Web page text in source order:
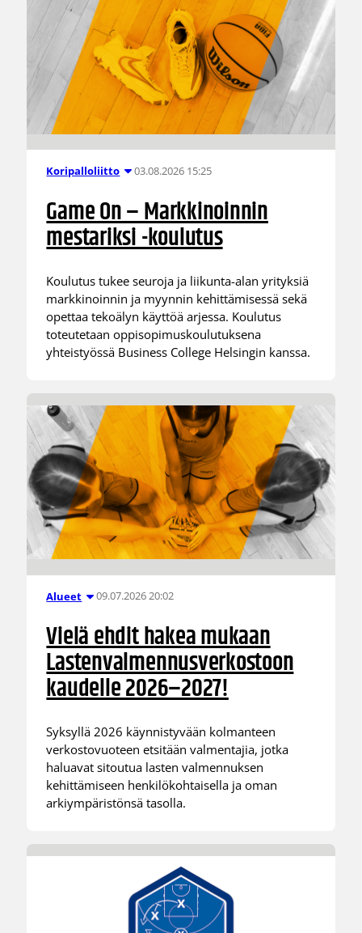
Koripalloliitto 03.08.2026 15:25
Game On – Markkinoinnin
mestariksi -koulutus
Koulutus tukee seuroja ja liikunta-alan yrityksiä
markkinoinnin ja myynnin kehittämisessä sekä
opettaa tekoälyn käyttöä arjessa. Koulutus
toteutetaan oppisopimuskoulutuksena
yhteistyössä Business College Helsingin kanssa.
Alueet 09.07.2026 20:02
Vielä ehdit hakea mukaan
Lastenvalmennusverkostoon
kaudelle 2026–2027!
Syksyllä 2026 käynnistyvään kolmanteen
verkostovuoteen etsitään valmentajia, jotka
haluavat sitoutua lasten valmennuksen
kehittämiseen henkilökohtaisella ja oman
arkiympäristönsä tasolla.